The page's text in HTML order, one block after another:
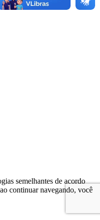
semelhantes de acordo
continuar navegando, você